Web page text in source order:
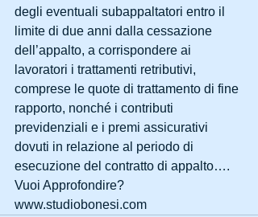
degli eventuali subappaltatori entro il
limite di due anni dalla cessazione
dell’appalto, a corrispondere ai
lavoratori i trattamenti retributivi,
comprese le quote di trattamento di fine
rapporto, nonché i contributi
previdenziali e i premi assicurativi
dovuti in relazione al periodo di
esecuzione del contratto di appalto….
Vuoi Approfondire?
www.studiobonesi.com